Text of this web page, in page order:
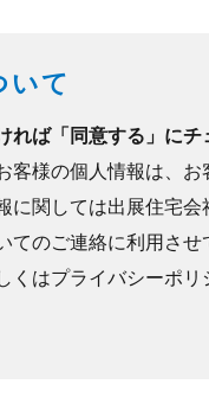
いて
ば「同意する」にチ
客様の個人情報は、
関しては出展住宅
てのご連絡に利用さ
くはプライバシーポリ